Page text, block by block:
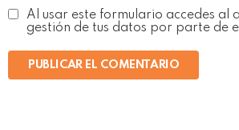
Al usar este formulario accedes al
gestión de tus datos por parte de